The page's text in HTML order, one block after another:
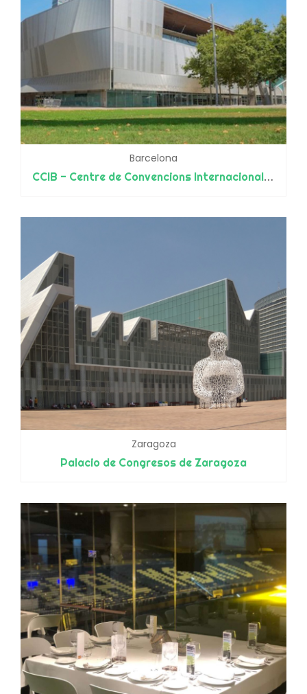
Barcelona
CCIB - Centre de Convencions Internacional de Barcelona
Zaragoza
Palacio de Congresos de Zaragoza